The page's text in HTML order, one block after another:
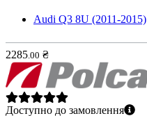
Audi Q3 8U (2011-2015)
2285.00 ₴
Доступно до замовлення